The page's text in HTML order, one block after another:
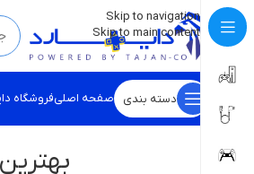
Skip to navigation
Skip to main content
💡برچسب و اسکین کنسول ها بروز شد . . .
دسته بندی صفحه اصلیفروشگاه